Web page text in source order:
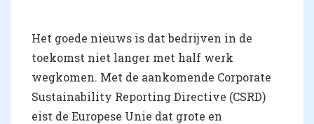
Het goede nieuws is dat bedrijven in de
toekomst niet langer met half werk
wegkomen. Met de aankomende Corporate
Sustainability Reporting Directive (CSRD)
eist de Europese Unie dat grote en